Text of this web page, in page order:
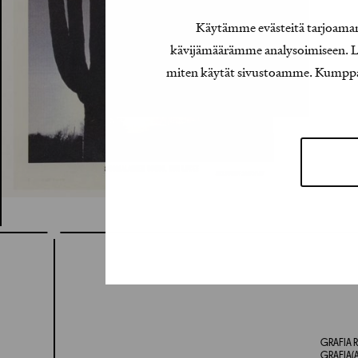
Käytämme evästeitä
kävijämäärämme analysoimiseen.
miten käytät sivustoamme.
GRAFIA